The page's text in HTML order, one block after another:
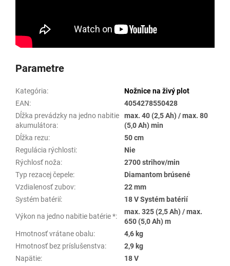
Parametre
Kategória:
Nožnice na živý plot
EAN:
4054278550428
Dĺžka prevádzky na jedno nabitie
akumulátora:
max. 40 (2,5 Ah) / max. 80
(5,0 Ah) min
Dĺžka rezu:
50 cm
Regulácia rýchlosti:
Nie
Rýchlosť noža:
2700 strihov/min
Typ rezacej čepele:
Diamantom brúsené
Vzdialenosť zubov:
22 mm
Systém batérií: 18 V Systém batérií
Výkon na jedno nabitie batérie *:
max. 325 (2,5 Ah) / max.
650 (5,0 Ah) m
Hmotnosť vrátane obalu:
4,6 kg
Hmotnosť bez príslušenstva:
2,9 kg
Napätie:
18 V